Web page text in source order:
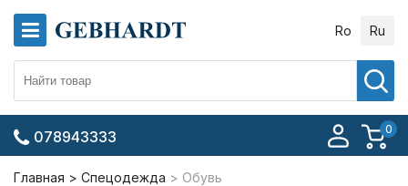
Ro Ru
0
078943333
Главная Спецодежда Обувь